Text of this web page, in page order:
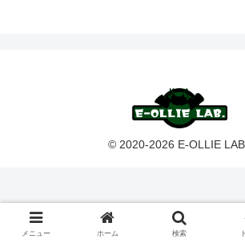
© 2020-2026 E-OLLIE LAB..
メニュー ホーム 検索